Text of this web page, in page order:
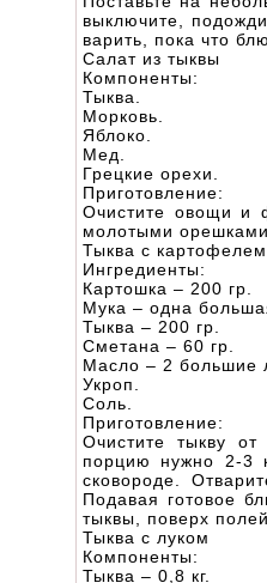
выключите,
варить, пока что
Салат из тыквы
Компоненты:
Тыква.
Морковь.
Яблоко.
Мед.
Грецкие орехи.
Приготовление:
Очистите овощи и
молотыми орешками.
Тыква с картофелем
Ингредиенты:
Картошка – 200 гр.
Мука – одна
Тыква – 200 гр.
Сметана – 60 гр.
Масло – 2 большие
Укроп.
Соль.
Приготовление:
Очистите тыкву
порцию нужно 2-3
сковороде.
Подавая готовое
тыквы, поверх
Тыква с луком
Компоненты:
Тыква – 0,8 кг.